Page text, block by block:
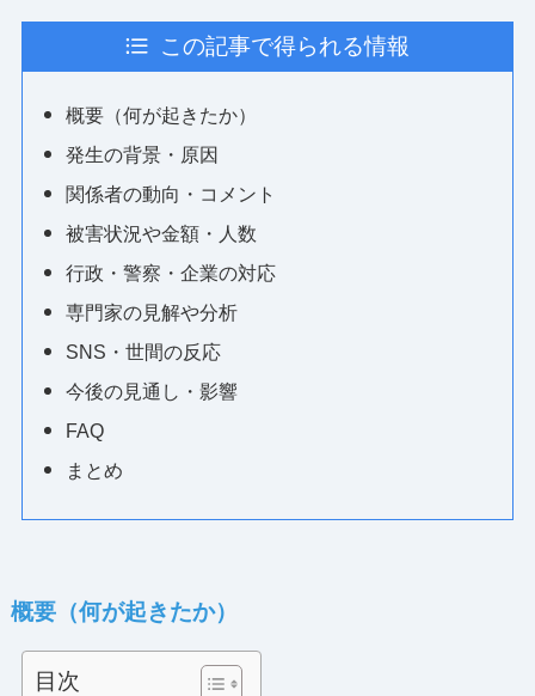
この記事で得られる情報
概要（何が起きたか）
発生の背景・原因
関係者の動向・コメント
被害状況や金額・人数
行政・警察・企業の対応
専門家の見解や分析
SNS・世間の反応
今後の見通し・影響
FAQ
まとめ
概要（何が起きたか）
目次